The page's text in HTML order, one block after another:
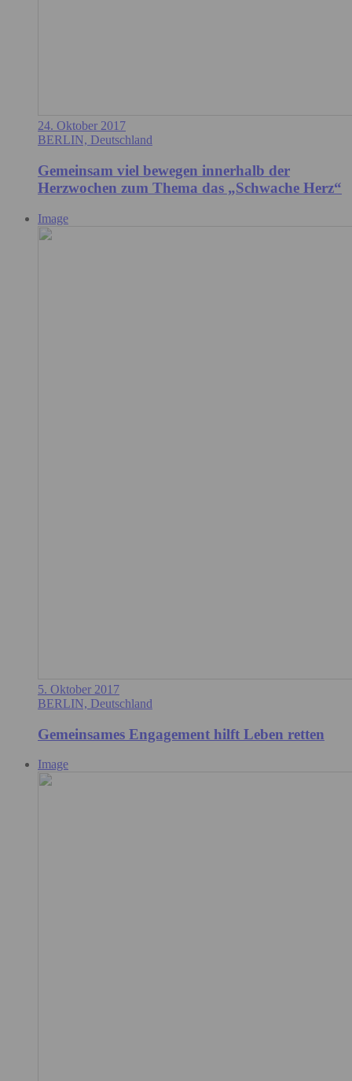
24. Oktober 2017
BERLIN, Deutschland
Gemeinsam viel bewegen innerhalb der
Herzwochen zum Thema das „Schwache Herz“
Image
5. Oktober 2017
BERLIN, Deutschland
Gemeinsames Engagement hilft Leben retten
Image